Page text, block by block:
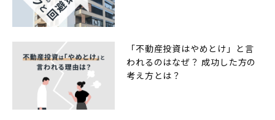
「不動産投資はやめとけ」と言
われるのはなぜ？ 成功した方の
考え方とは？